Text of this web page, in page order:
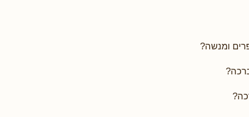
ומנשה?